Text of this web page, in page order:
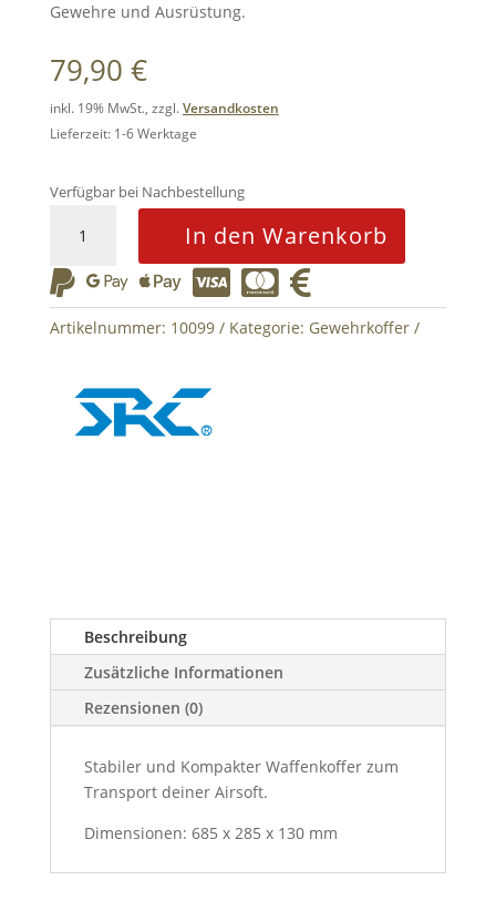
Gewehre und Ausrüstung.
79,90 €
inkl. 19% MwSt., zzgl.Versandkosten
Lieferzeit: 1-6 Werktage
Verfügbar bei Nachbestellung
Hard
Case
68.5cm
SRC
In den Warenkorb
     
Artikelnummer: 10099 Kategorie: Gewehrkoffer
Beschreibung
Zusätzliche Informationen
Rezensionen (0)
Stabiler und Kompakter Waffenkoffer zum
Transport deiner Airsoft.
Dimensionen: 685 x 285 x 130 mm